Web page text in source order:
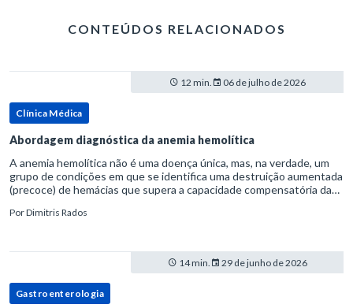
CONTEÚDOS RELACIONADOS
12 min. 06 de julho de 2026
Clínica Médica
Abordagem diagnóstica da anemia hemolítica
A anemia hemolítica não é uma doença única, mas, na verdade, um
grupo de condições em que se identifica uma destruição aumentada
(precoce) de hemácias que supera a capacidade compensatória da
PorDimitris Rados
14 min. 29 de junho de 2026
Gastroenterologia